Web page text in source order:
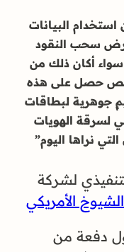
البيانات
سحب النقود
أكان ذلك من
حصل على هذه
جوهرية لبطاقات
لسرقة الهويات
نراها اليوم”
لشركة
الأمريكي
دفعة من